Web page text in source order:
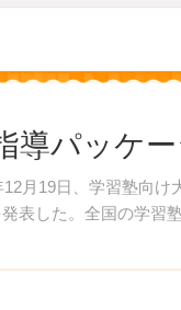
導パッケー
月19日、学習塾向け
表した。全国の学習